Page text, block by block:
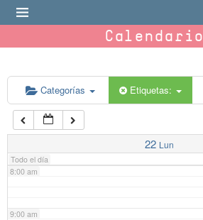
Calendario
Categorías Etiquetas:
22 Lun
Todo el día
6:00 am
7:00 am
8:00 am
9:00 am